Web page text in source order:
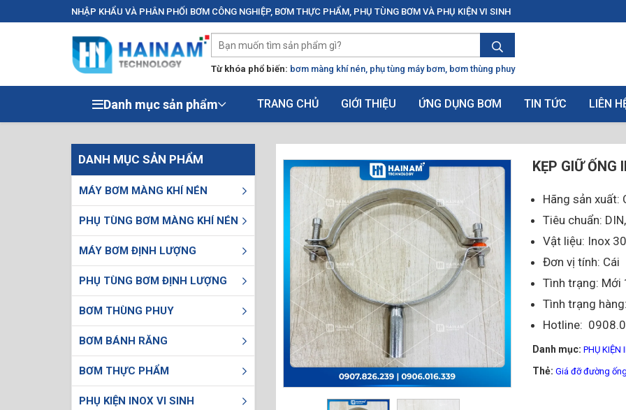
NHẬP KHẨU VÀ PHÂN PHỐI BƠM CÔNG NGHIỆP, BƠM THỰC PHẨM, PHỤ TÙNG BƠM VÀ PHỤ KIỆN VI SINH
Từ khóa phổ biến: bơm màng khí nén phụ tùng máy bơm bơm thùng phuy
Danh mục sản phẩm TRANG CHỦ GIỚI THIỆU ỨNG DỤNG BƠM TIN TỨC LIÊN
DANH MỤC SẢN PHẨM
MÁY BƠM MÀNG KHÍ NÉN
PHỤ TÙNG BƠM MÀNG KHÍ NÉN
MÁY BƠM ĐỊNH LƯỢNG
PHỤ TÙNG BƠM ĐỊNH LƯỢNG
BƠM THÙNG PHUY
BƠM BÁNH RĂNG
BƠM THỰC PHẨM
PHỤ KIỆN INOX VI SINH
KẸP GIỮ ỐNG
Hãng sản xuất:
Tiêu chuẩn:
Vật liệu: Inox
Đơn vị tính: Cái
Tình trạng: Mới
Tình trạng
Hotline:
Danh mục: PHỤ KIỆN
Thẻ: Giá đỡ đường